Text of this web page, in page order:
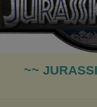
~~